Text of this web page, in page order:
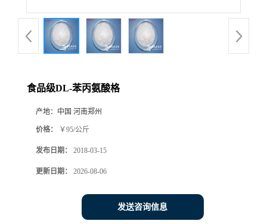
食品级DL-苯丙氨酸格
产地： 中国 河南郑州
价格： ￥95/公斤
发布日期： 2018-03-15
更新日期： 2026-08-06
发送咨询信息